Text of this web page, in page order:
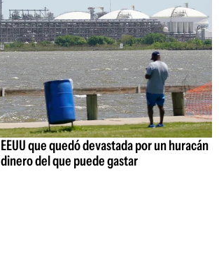
que quedó devastada por un huracán
del que puede gastar